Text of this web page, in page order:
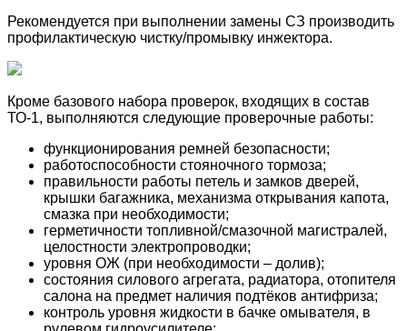
Рекомендуется при выполнении замены СЗ производить
профилактическую чистку/промывку инжектора.
Кроме базового набора проверок, входящих в состав
ТО-1, выполняются следующие проверочные работы:
функционирования ремней безопасности;
работоспособности стояночного тормоза;
правильности работы петель и замков дверей,
крышки багажника, механизма открывания капота,
смазка при необходимости;
герметичности топливной/смазочной магистралей,
целостности электропроводки;
уровня ОЖ (при необходимости – долив);
состояния силового агрегата, радиатора, отопителя
салона на предмет наличия подтёков антифриза;
контроль уровня жидкости в бачке омывателя, в